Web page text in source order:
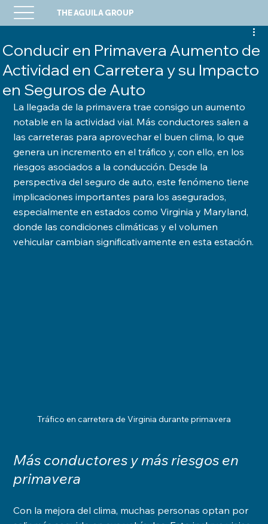
THE AGUILA GROUP
Conducir en Primavera Aumento de
Actividad en Carretera y su Impacto
en Seguros de Auto
La llegada de la primavera trae consigo un aumento
notable en la actividad vial. Más conductores salen a
las carreteras para aprovechar el buen clima, lo que
genera un incremento en el tráfico y, con ello, en los
riesgos asociados a la conducción. Desde la
perspectiva del seguro de auto, este fenómeno tiene
implicaciones importantes para los asegurados,
especialmente en estados como Virginia y Maryland,
donde las condiciones climáticas y el volumen
vehicular cambian significativamente en esta estación.
Tráfico en carretera de Virginia durante primavera
Más conductores y más riesgos en
primavera
Con la mejora del clima, muchas personas optan por